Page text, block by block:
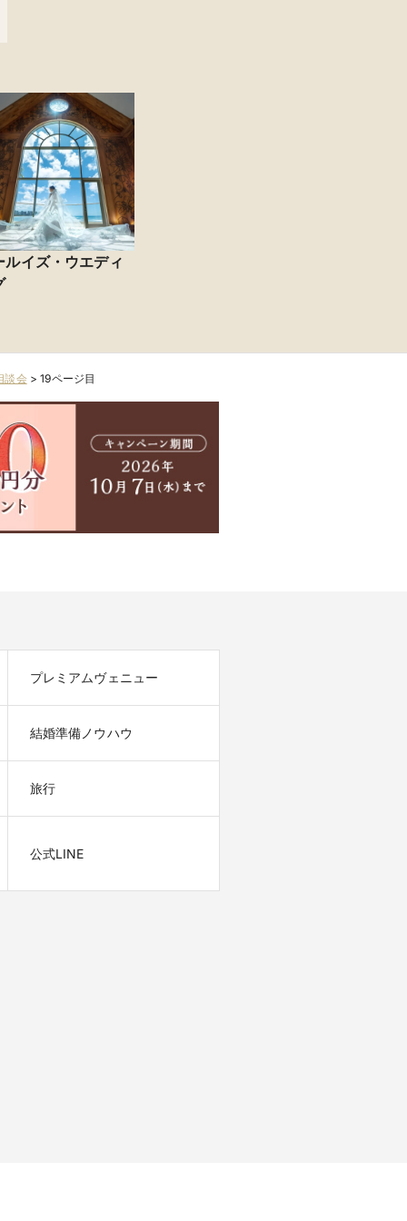
ルイズ・ウエディ
談会>19ページ目
プレミアムヴェニュー
結婚準備ノウハウ
旅行
公式LINE